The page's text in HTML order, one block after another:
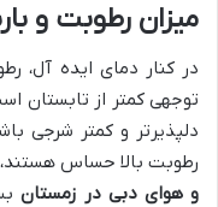
میزان رطوبت و
در کنار دمای ایده آل،
توجهی کمتر از
دلپذیرتر و کمتر شرجی
رطوبت بالا حساس
و هوای دبی در زمستان